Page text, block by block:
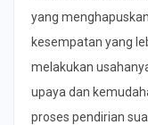
yang
kesempatan yang
melakukan
upaya dan
proses pendirian